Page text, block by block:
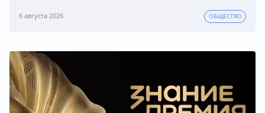
6 августа 2026 ОБЩЕСТВО